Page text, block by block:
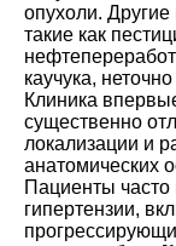
опухоли.
такие как
каучука,
Клиника
существенно
локализации и
анатомических
Пациенты
гипертензии,